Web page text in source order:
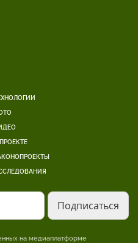
на медиаплатформе